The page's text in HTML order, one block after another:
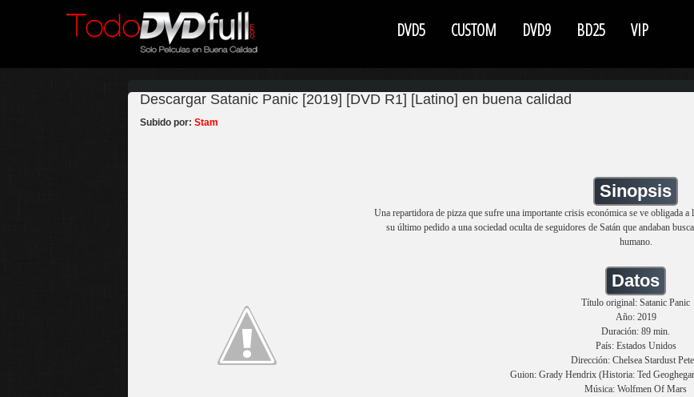
DVD5 CUSTOM DVD9 BD25 VIP
Descargar Satanic Panic [2019] [DVD R1] [Latino] en buena calidad
Subido por: Stam
Sinopsis
Una repartidora de pizza que sufre una importante crisis económica se ve obligada
su último pedido a una sociedad oculta de seguidores de Satán que andaban
humano.
Datos
Título original: Satanic Panic
Año: 2019
Duración: 89 min.
País: Estados Unidos
Dirección: Chelsea Stardust
Guion: Grady Hendrix (Historia: Ted
Música: Wolfmen Of Mars